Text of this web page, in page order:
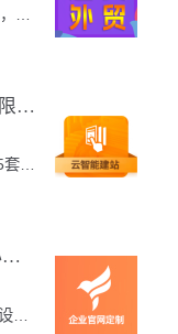
【云·智能建站】速成美站/模版建站限时5折
【自助型速成网站+阿里云共享服务器+1165套精美模版随意切换】阿里云精选产品，预置千套模板，覆盖全行业，模板随意切换，模板库地址：http://moban.wezhan.net（复制访问）。阿里云提供免费备案服务，5天无理由退款。可视化后台简单易维护；无需懂技术代码、傻瓜式填充，一键开通，即可创建pc站+手机站+微信站，会打字就能自己搭建自己专属网站。赠：阿里云SLL安全证书
企业展示官网/分销商城/电商平台/小程序商城/手机网站/定制官网【金盾服务奖】
专属建站顾问全程追踪服务，三年以上经验设计师一对一服务，支持不满意全额退款，完整应用阿里云计算网站建设服务商！更多优惠请拨打热线：4009030002转10074